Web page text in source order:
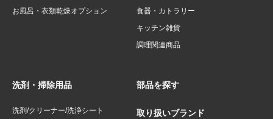
お風呂・衣類乾燥オプション
食器・カトラリー
キッチン雑貨
調理関連商品
洗剤・掃除用品
洗剤/クリーナー/洗浄シート
部品を探す
取り扱いブランド